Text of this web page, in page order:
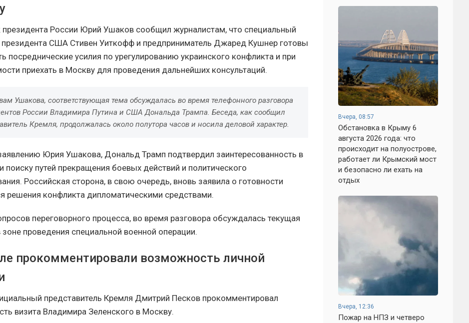
России Юрий Ушаков сообщил журналистам, что специальный
президента США Стивен Уиткофф и предприниматель Джаред Кушнер готовы
посреднические усилия по урегулированию украинского конфликта и при
приехать в Москву для проведения дальнейших консультаций.
Ушакова, соответствующая тема обсуждалась во время телефонного разговора
России Владимира Путина и США Дональда Трампа. Беседа, как сообщил
Кремля, продолжалась около полутора часов и носила деловой характер.
Юрия Ушакова, Дональд Трамп подтвердил заинтересованность в
поиску путей прекращения боевых действий и политического
Российская сторона, в свою очередь, вновь заявила о готовности
решения конфликта дипломатическими средствами.
переговорного процесса, во время разговора обсуждалась текущая
зоне проведения специальной военной операции.
прокомментировали возможность личной
представитель Кремля Дмитрий Песков прокомментировал
визита Владимира Зеленского в Москву.
Вчера, 08:57
Обстановка в Крыму 6
августа 2026 года: что
происходит на полуострове,
работает ли Крымский мост
и безопасно ли ехать на
отдых
Вчера, 12:36
Пожар на НПЗ и четверо